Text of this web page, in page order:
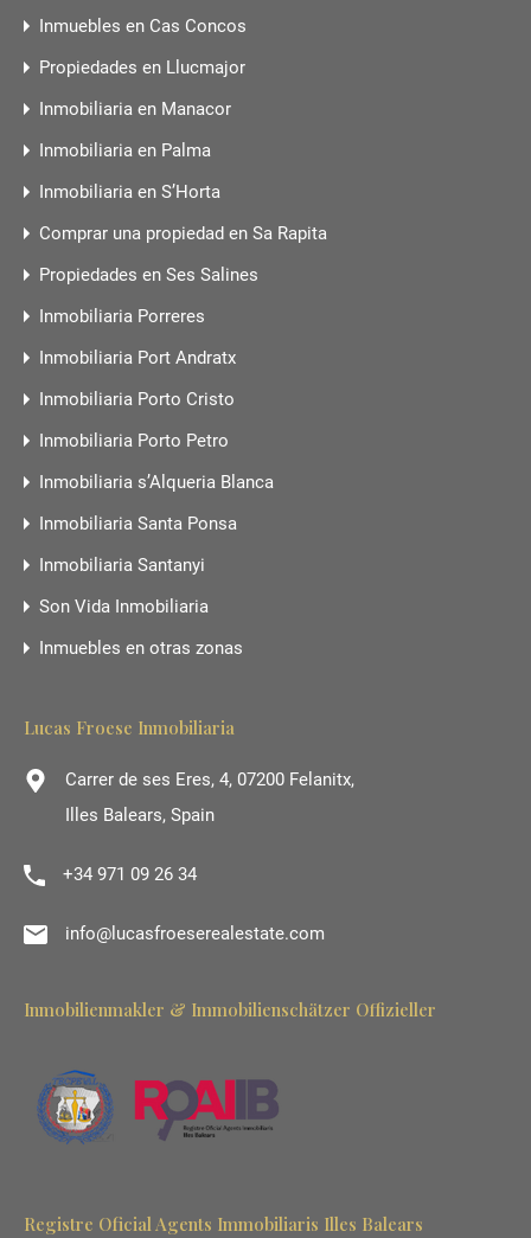
Inmuebles en Cas Concos
Propiedades en Llucmajor
Inmobiliaria en Manacor
Inmobiliaria en Palma
Inmobiliaria en S’Horta
Comprar una propiedad en Sa Rapita
Propiedades en Ses Salines
Inmobiliaria Porreres
Inmobiliaria Port Andratx
Inmobiliaria Porto Cristo
Inmobiliaria Porto Petro
Inmobiliaria s’Alqueria Blanca
Inmobiliaria Santa Ponsa
Inmobiliaria Santanyi
Son Vida Inmobiliaria
Inmuebles en otras zonas
Lucas Froese Inmobiliaria
Carrer de ses Eres, 4, 07200 Felanitx,
Illes Balears, Spain
+34 971 09 26 34
info@lucasfroeserealestate.com
Inmobilienmakler & Immobilienschätzer Offizieller
Registre Oficial Agents Immobiliaris Illes Balears